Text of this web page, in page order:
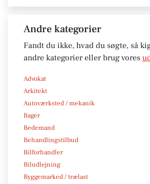
Andre kategorier
Fandt du ikke, hvad du søgte, så
andre kategorier eller brug vores
Advokat
Arkitekt
Autoværksted / mekanik
Bager
Bedemand
Behandlingstilbud
Bilforhandler
Biludlejning
Byggemarked / trælast